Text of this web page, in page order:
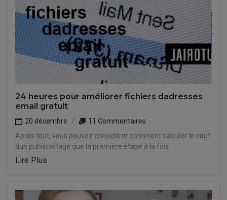
24 heures pour améliorer fichiers dadresses
email gratuit
20 décembre
11 Commentaires
Après tout, vous pouvez considérer comment calculer le cout
dun publipostage que la première étape à la fois.
Lire Plus